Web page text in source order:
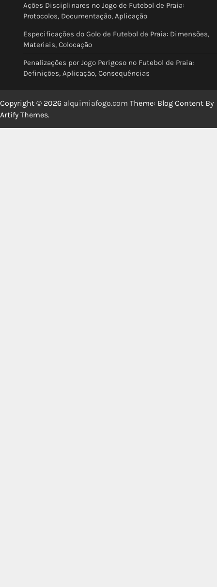
Ações Disciplinares no Jogo de Futebol de Praia:
Protocolos, Documentação, Aplicação
Especificações do Golo de Futebol de Praia: Dimensões,
Materiais, Colocação
Penalizações por Jogo Perigoso no Futebol de Praia:
Definições, Aplicação, Consequências
Copyright © 2026 alquimiafogo.com Theme: Blog Content By
Artify Themes.